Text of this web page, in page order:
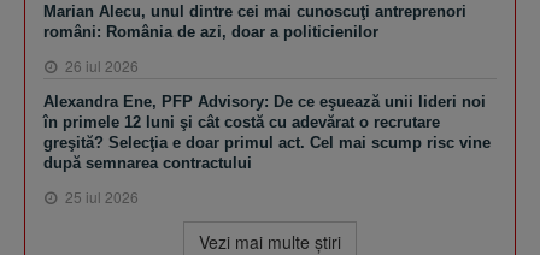
Marian Alecu, unul dintre cei mai cunoscuţi antreprenori
români: România de azi, doar a politicienilor
26 iul 2026
Alexandra Ene, PFP Advisory: De ce eşuează unii lideri noi
în primele 12 luni şi cât costă cu adevărat o recrutare
greşită? Selecţia e doar primul act. Cel mai scump risc vine
după semnarea contractului
25 iul 2026
Vezi mai multe ştiri